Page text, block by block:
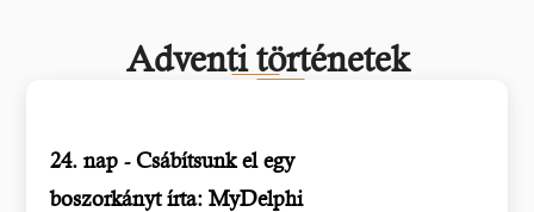
Adventi történetek
24. nap - Csábítsunk el egy
boszorkányt írta: MyDelphi